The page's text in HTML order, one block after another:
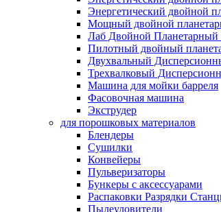
Энергетический двойной
Мощный двойной
Лаб Двойной Планетарный
Пилотный двойный
Двухвальный
Трехвалковый
Машина для мойки барреля
Фасовочная машина
Экструдер
для порошковых материалов
Блендеры
Сушилки
Конвейеры
Пульверизаторы
Бункеры с аксессуарами
Распаковки Разрядки
Пылеуловители